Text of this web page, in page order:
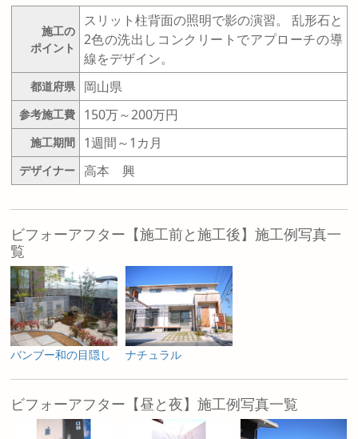
施工の
ポイント
スリット柱背面の照明で影の演習。 乱形石と
2色の洗出しコンクリートでアプローチの導
線をデザイン。
都道府県 岡山県
参考施工費 150万～200万円
施工期間 1週間～1カ月
デザイナー 高本 興
ビフォーアフター【施工前と施工後】施工例写真一
覧
バンブー和の目隠し ナチュラル
ビフォーアフター【昼と夜】施工例写真一覧